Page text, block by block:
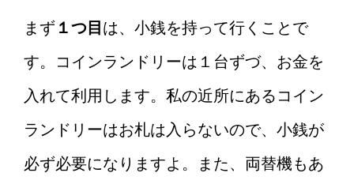
まず １つ目 は、小銭を持って行くことで
す。コインランドリーは１台ずづ、お金を
入れて利用します。私の近所にあるコイン
ランドリーはお札は入らないので、小銭が
必ず必要になりますよ。また、両替機もあ